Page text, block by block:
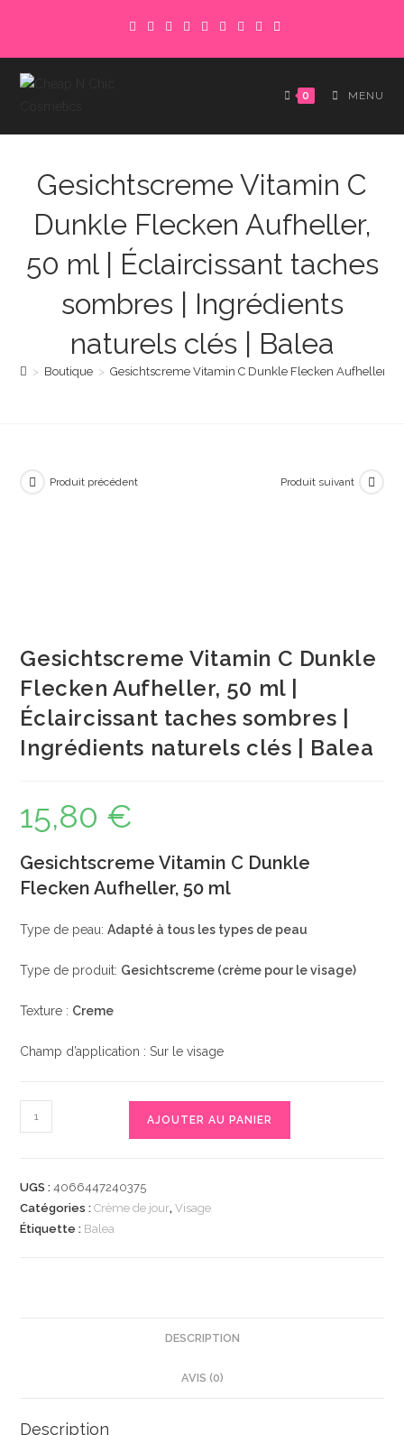
content
0 MENU
Gesichtscreme Vitamin C
Dunkle Flecken Aufheller,
50 ml | Éclaircissant taches
sombres | Ingrédients
naturels clés | Balea
> Boutique > Gesichtscreme Vitamin C Dunkle Flecken Aufheller,
Produit précédent Produit suivant
Gesichtscreme Vitamin C Dunkle
Flecken Aufheller, 50 ml |
Éclaircissant taches sombres |
Ingrédients naturels clés | Balea
15,80 €
Gesichtscreme Vitamin C Dunkle
Flecken Aufheller, 50 ml
Type de peau:Adapté à tous les types de peau
Type de produit: Gesichtscreme (crème pour le visage)
Texture : Creme
Champ d’application : Sur le visage
de
Dunkle
|
AJOUTER AU PANIER
UGS :4066447240375
Catégories :Crème de jour,Visage
Étiquette : Balea
DESCRIPTION
AVIS (0)
Description